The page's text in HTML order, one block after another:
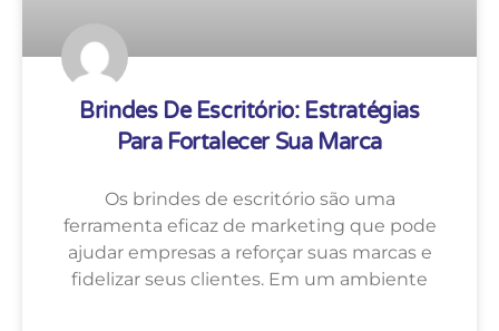
Brindes De Escritório: Estratégias
Para Fortalecer Sua Marca
Os brindes de escritório são uma
ferramenta eficaz de marketing que pode
ajudar empresas a reforçar suas marcas e
fidelizar seus clientes. Em um ambiente